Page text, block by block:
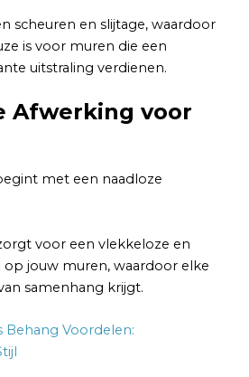
scheuren en slijtage, waardoor
is voor muren die een
uitstraling verdienen.
Afwerking voor
met een naadloze
voor een vlekkeloze en
jouw muren, waardoor elke
samenhang krijgt.
Behang Voordelen: